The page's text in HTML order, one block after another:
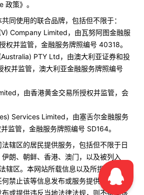
政策》。
同使用的联合品牌，包括但不限于：
Company Limited，由瓦努阿图金融服
权并监管，金融服务牌照编号 40318。
PTY Ltd，由澳大利亚证券和投
权并监管，澳大利亚金融服务牌照编号
，由香港黄金交易所授权并监管，会
Services Limited，由塞舌尔金融服务
监管，金融服务牌照编号 SD164。
辖区的居民提供服务，包括但不限于日
朗、朝鲜、香港、澳门，以及被列入
辖区。本网站所载信息以及所提供的产品
禁止该等信息发布或服务提供的国家或
或提供违反当地法律法规，则不得向该